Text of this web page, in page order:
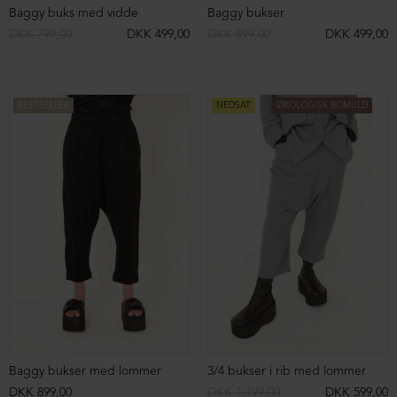
Baggy buks med vidde
DKK 499,00
Baggy bukser
DKK 499,00
Baggy bukser med lommer
DKK 899,00
NEDSAT ØKOLOGISK BOMULD
3/4 bukser i rib med lommer
DKK 599,00